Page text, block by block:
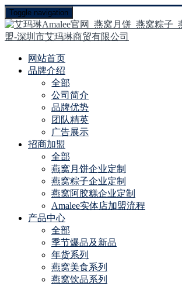
Toggle navigation
网站首页
品牌介绍
全部
公司简介
品牌优势
团队精英
广告展示
招商加盟
全部
燕窝月饼企业定制
燕窝粽子企业定制
燕窝阿胶糕企业定制
Amalee实体店加盟流程
产品中心
全部
季节爆品及新品
年货系列
燕窝美食系列
燕窝饮品系列